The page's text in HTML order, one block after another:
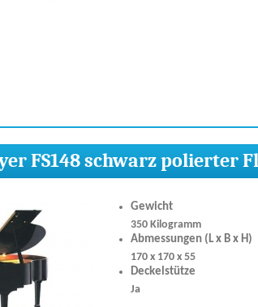
FS148 schwarz polierter
Gewicht
350 Kilogramm
Abmessungen (L x B x H)
170 x 170 x 55
Deckelstütze
Ja